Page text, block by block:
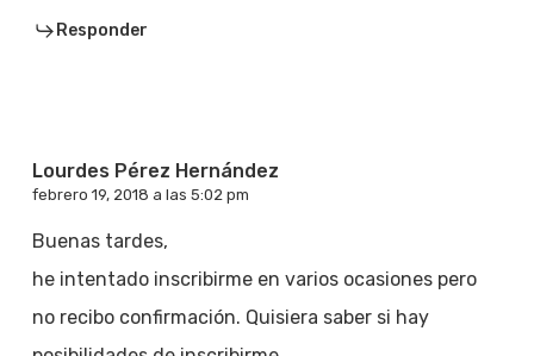
Responder
Lourdes Pérez Hernández
febrero 19, 2018 a las 5:02 pm
Buenas tardes,
he intentado inscribirme en varios ocasiones pero
no recibo confirmación. Quisiera saber si hay